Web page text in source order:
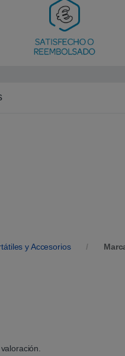
y Accesorios